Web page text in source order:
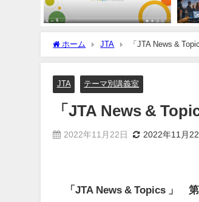
ホーム JTA 「JTA News &
JTA テーマ別講義室
「JTA News &
2022年11月22日 2022年11月22
「JTA News & Topics 」 第